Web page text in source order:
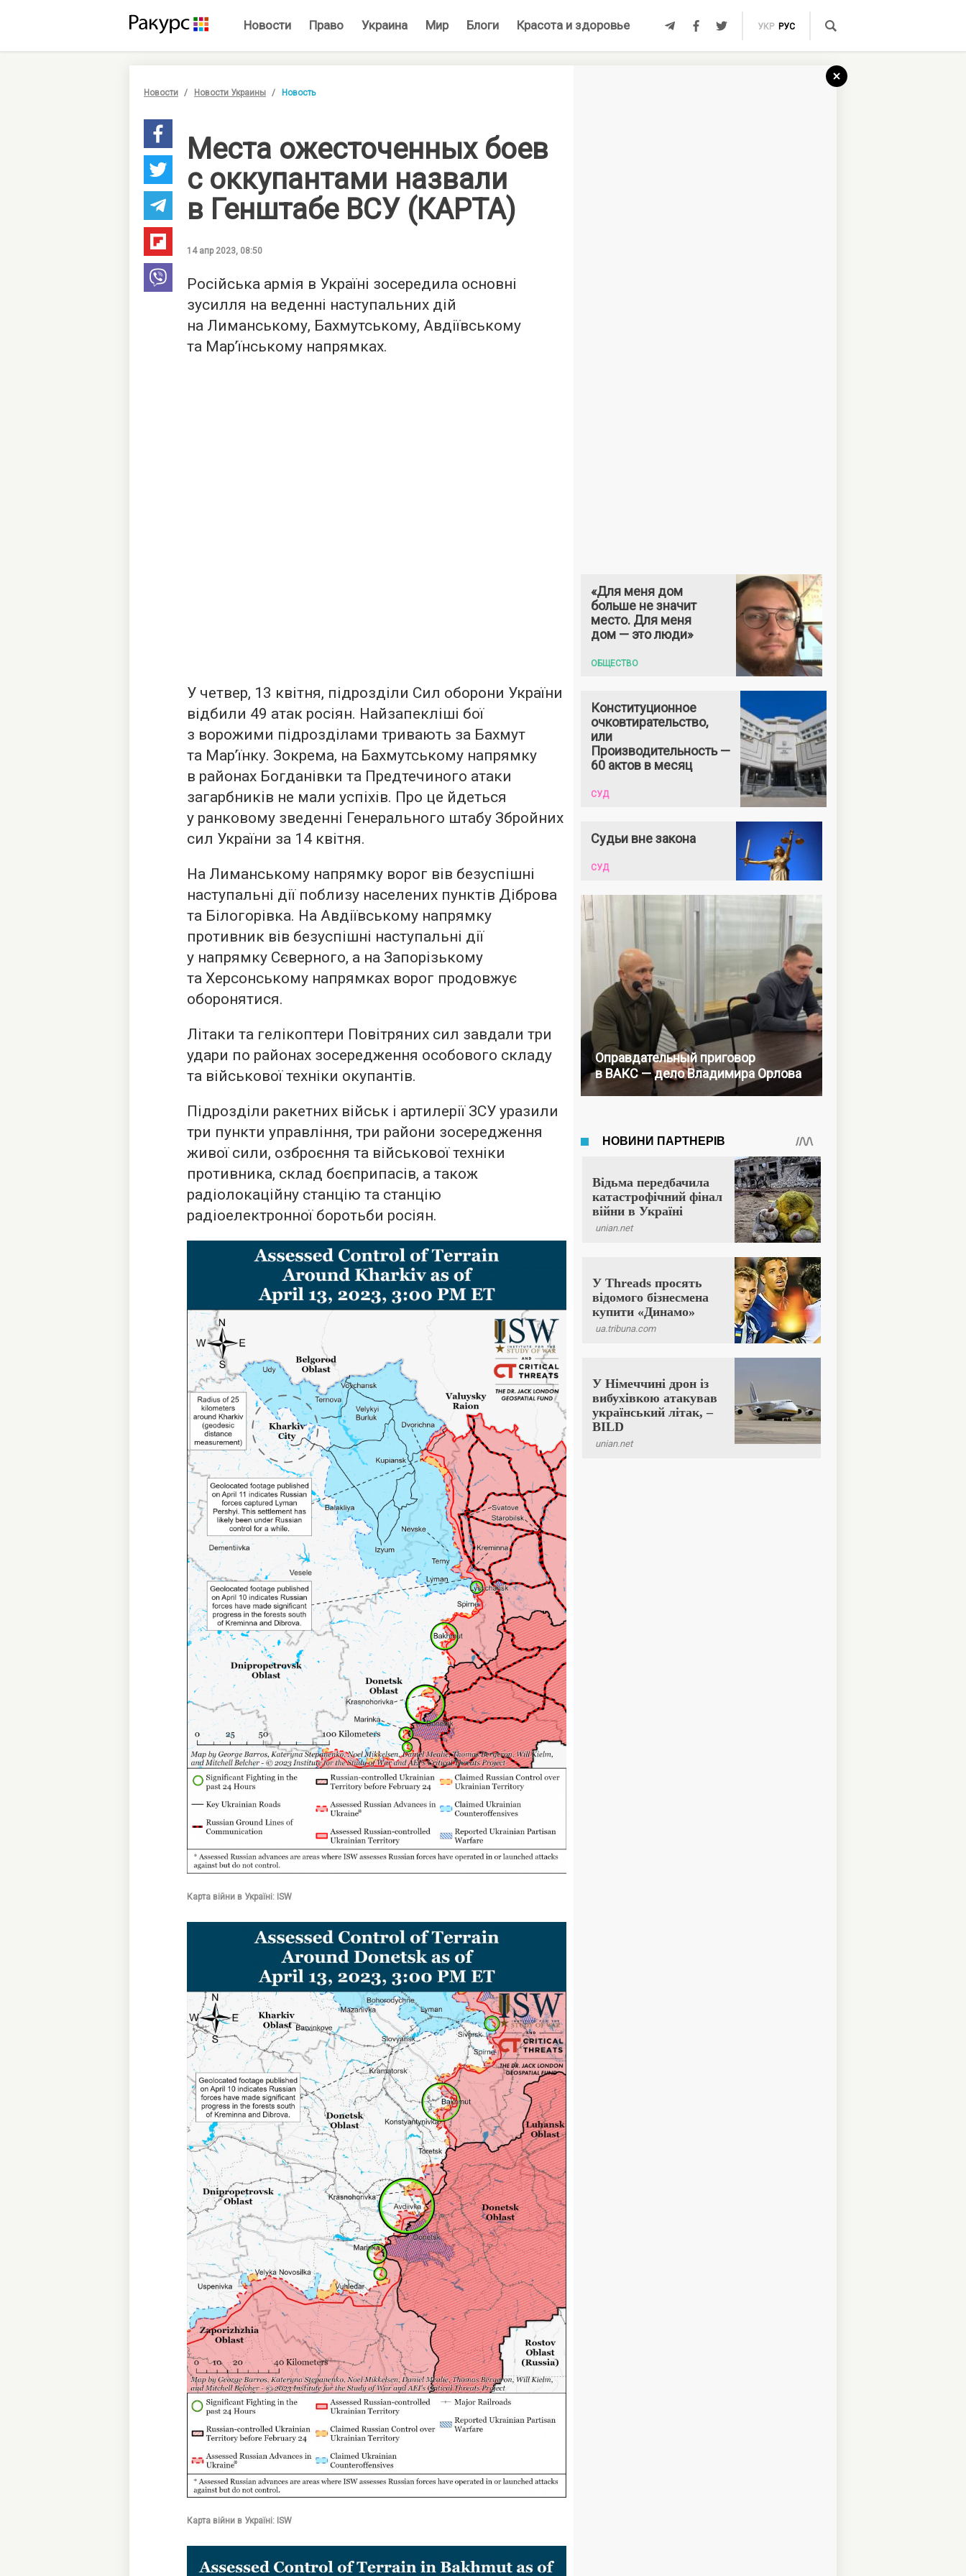
Новости Право Украина Мир Блоги Красота и здоровье УКР РУС
Новости Новости Украины Новость
Места ожесточенных боев
с оккупантами назвали
в Генштабе ВСУ (КАРТА)
14 апр 2023, 08:50
Російська армія в Україні зосередила основні
зусилля на веденні наступальних дій
на Лиманському, Бахмутському, Авдіївському
та Мар’їнському напрямках.
У четвер, 13 квітня, підрозділи Сил оборони України
відбили 49 атак росіян. Найзапекліші бої
з ворожими підрозділами тривають за Бахмут
та Мар’їнку. Зокрема, на Бахмутському напрямку
в районах Богданівки та Предтечиного атаки
загарбників не мали успіхів. Про це йдеться
у ранковому зведенні Генерального штабу Збройних
сил України за 14 квітня.
На Лиманському напрямку ворог вів безуспішні
наступальні дії поблизу населених пунктів Діброва
та Білогорівка. На Авдіївському напрямку
противник вів безуспішні наступальні дії
у напрямку Сєверного, а на Запорізькому
та Херсонському напрямках ворог продовжує
оборонятися.
Літаки та гелікоптери Повітряних сил завдали три
удари по районах зосередження особового складу
та військової техніки окупантів.
Підрозділи ракетних військ і артилерії ЗСУ уразили
три пункти управління, три райони зосередження
живої сили, озброєння та військової техніки
противника, склад боєприпасів, а також
радіолокаційну станцію та станцію
радіоелектронної боротьби росіян.
Карта війни в Україні: ISW
Карта війни в Україні: ISW
«Для меня дом
больше не значит
место. Для меня
дом — это люди»
ОБЩЕСТВО
Конституционное
очковтирательство,
или
Производительность —
60 актов в месяц
СУД
Судьи вне закона
СУД
Оправдательный приговор
в ВАКС — дело Владимира Орлова